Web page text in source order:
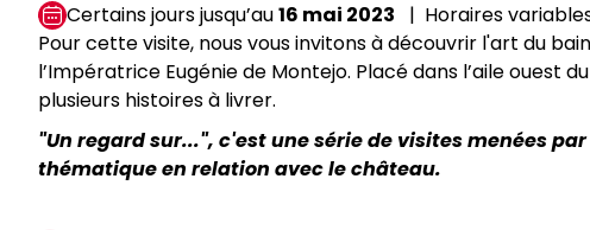
Certains jours jusqu’au16 mai 2023 Horaires
Pour cette visite, nous vous invitons à découvrir l'art du bain
l’Impératrice Eugénie de Montejo. Placé dans l’aile ouest
plusieurs histoires à livrer.
"Un regard sur...", c'est une série de visites menées
thématique en relation avec le château.